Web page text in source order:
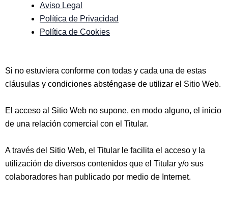
Aviso Legal
Política de Privacidad
Política de Cookies
Si no estuviera conforme con todas y cada una de estas
cláusulas y condiciones absténgase de utilizar el Sitio Web.
El acceso al Sitio Web no supone, en modo alguno, el inicio
de una relación comercial con el Titular.
A través del Sitio Web, el Titular le facilita el acceso y la
utilización de diversos contenidos que el Titular y/o sus
colaboradores han publicado por medio de Internet.